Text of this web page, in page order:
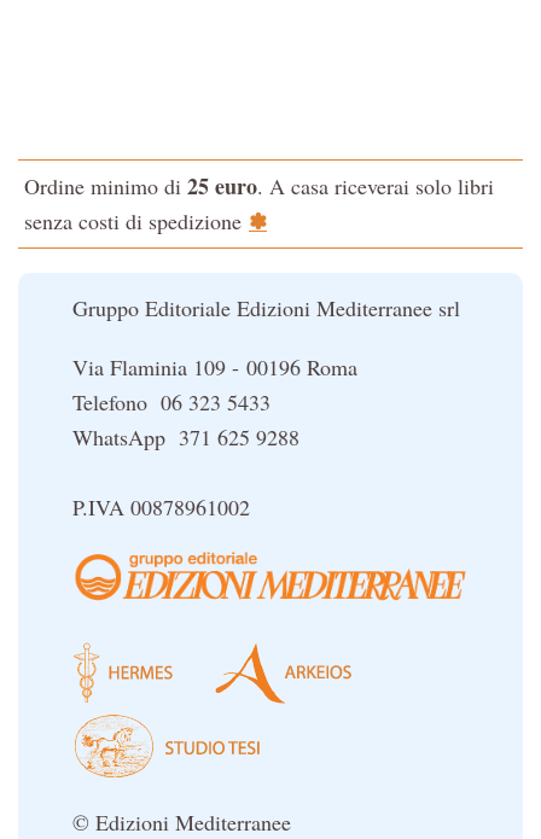
La Cabala
Il potere del serpente
Ordine minimo di 25 euro. A casa riceverai solo libri
senza costi di spedizione ✽
Gruppo Editoriale Edizioni Mediterranee srl
Via Flaminia 109 - 00196 Roma
Telefono 06 323 5433
WhatsApp 371 625 9288
P.IVA 00878961002
© Edizioni Mediterranee